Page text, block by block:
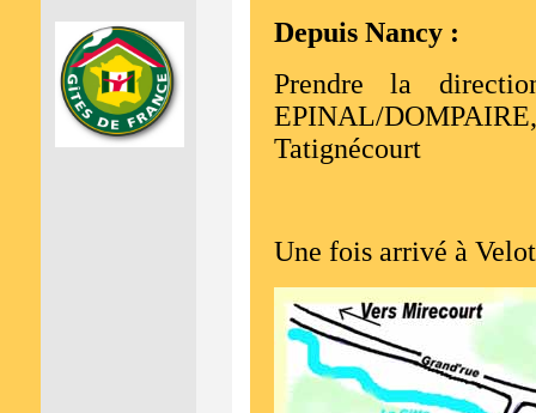
Depuis Nancy :
Prendre la
EPINAL/
Tatignécourt
Une fois arrivé à